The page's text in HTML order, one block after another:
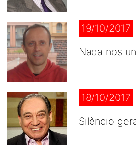
19/10/2017
Nada nos
18/10/2017
Silêncio